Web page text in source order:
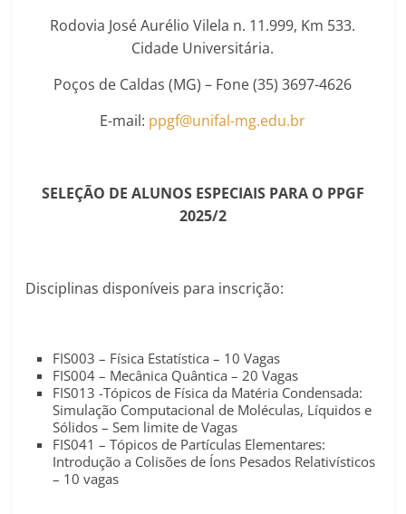
Rodovia José Aurélio Vilela n. 11.999, Km 533.
Cidade Universitária.
Poços de Caldas (MG) – Fone (35) 3697-4626
E-mail: ppgf@unifal-mg.edu.br
SELEÇÃO DE ALUNOS ESPECIAIS PARA O PPGF
2025/2
Disciplinas disponíveis para inscrição:
FIS003 – Física Estatística – 10 Vagas
FIS004 – Mecânica Quântica – 20 Vagas
FIS013 -Tópicos de Física da Matéria Condensada:
Simulação Computacional de Moléculas, Líquidos e
Sólidos – Sem limite de Vagas
FIS041 – Tópicos de Partículas Elementares:
Introdução a Colisões de Íons Pesados Relativísticos
– 10 vagas